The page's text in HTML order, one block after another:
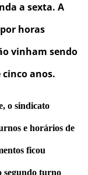
a sexta. A
horas
vinham sendo
anos.
o sindicato
e horários de
ficou
segundo turno